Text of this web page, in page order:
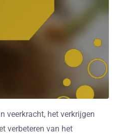
veerkracht, het verkrijgen
verbeteren van het